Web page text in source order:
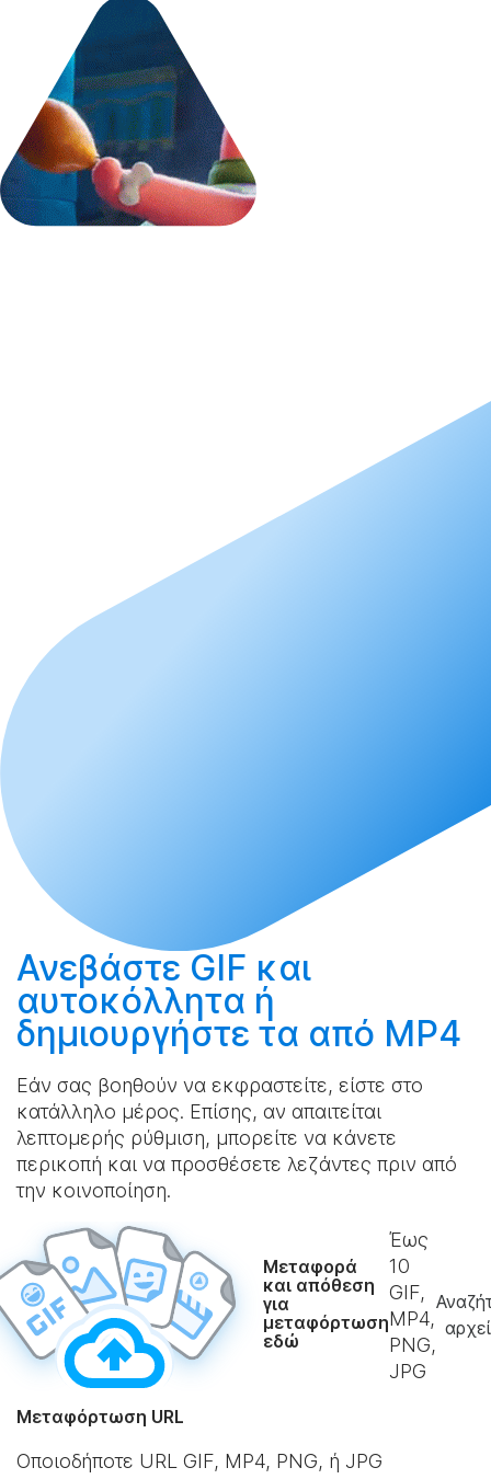
Ανεβάστε GIF και
αυτοκόλλητα ή
δημιουργήστε τα από MP4
Εάν σας βοηθούν να εκφραστείτε, είστε στο
κατάλληλο μέρος. Επίσης, αν απαιτείται
λεπτομερής ρύθμιση, μπορείτε να κάνετε
περικοπή και να προσθέσετε λεζάντες πριν από
την κοινοποίηση.
Μεταφορά
και απόθεση
για
μεταφόρτωση
εδώ
Έως
10
GIF,
MP4,
PNG,
JPG
Μεταφόρτωση URL
Οποιοδήποτε URL GIF, MP4, PNG, ή JPG